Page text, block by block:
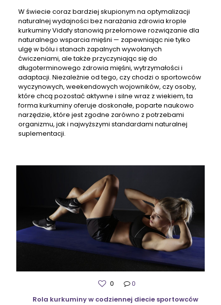
W świecie coraz bardziej skupionym na optymalizacji
naturalnej wydajności bez narażania zdrowia krople
kurkuminy Vidafy stanowią przełomowe rozwiązanie dla
naturalnego wsparcia mięśni — zapewniając nie tylko
ulgę w bólu i stanach zapalnych wywołanych
ćwiczeniami, ale także przyczyniając się do
długoterminowego zdrowia mięśni, wytrzymałości i
adaptacji. Niezależnie od tego, czy chodzi o sportowców
wyczynowych, weekendowych wojowników, czy osoby,
które chcą pozostać aktywne i silne wraz z wiekiem, ta
forma kurkuminy oferuje doskonałe, poparte naukowo
narzędzie, które jest zgodne zarówno z potrzebami
organizmu, jak i najwyższymi standardami naturalnej
suplementacji.
0
0
Rola kurkuminy w codziennej diecie sportowców